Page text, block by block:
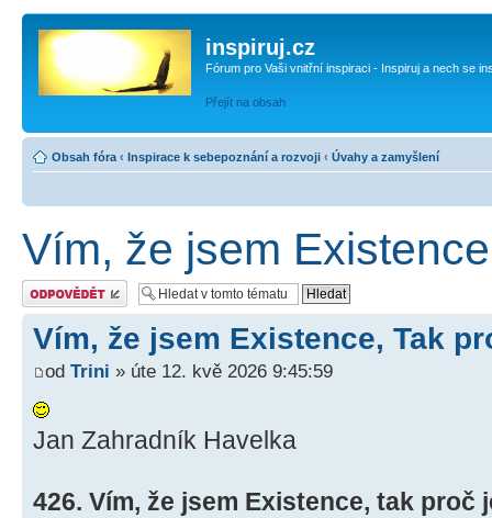
inspiruj.cz
Fórum pro Vaši vnitřní inspiraci - Inspiruj a nech se
Přejít na obsah
Obsah fóra ‹ Inspirace k sebepoznání a rozvoji ‹ Úvahy a zamyšlení
Vím, že jsem
Odeslat odpověď
Vím, že jsem Existence, Tak
od Trini » úte 12. kvě 2026 9:45:59
Jan Zahradník Havelka
426. Vím, že jsem Existence, tak proč